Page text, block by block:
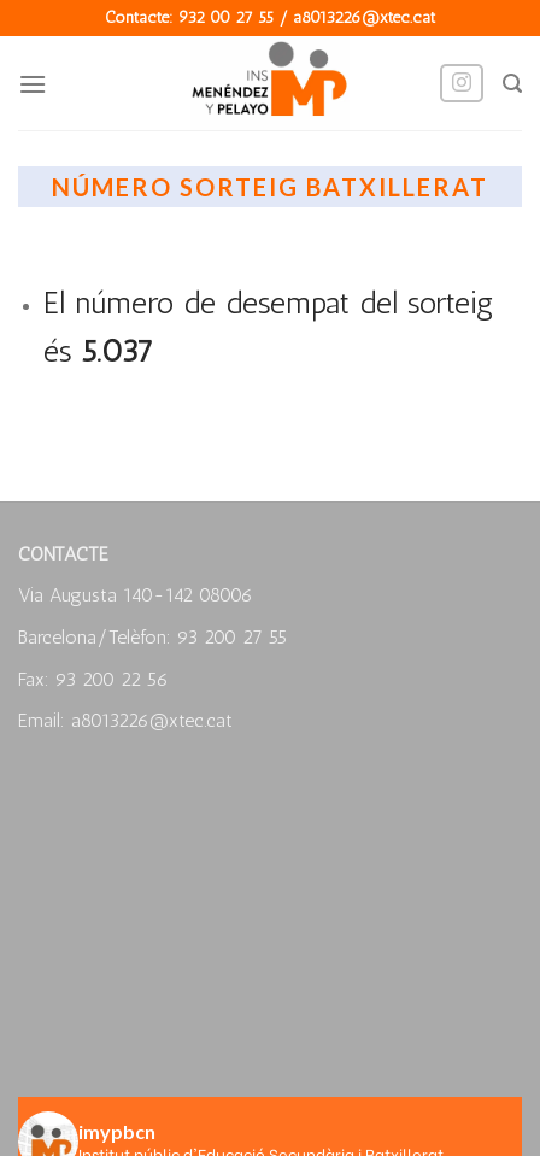
to
content
Contacte: 932 00 27 55 / a8013226@xtec.cat
NÚMERO SORTEIG BATXILLERAT
El número de desempat del sorteig
és 5.037
CONTACTE
Via Augusta 140-142 08006
Barcelona/Telèfon: 93 200 27 55
Fax: 93 200 22 56
Email: a8013226@xtec.cat
imypbcn